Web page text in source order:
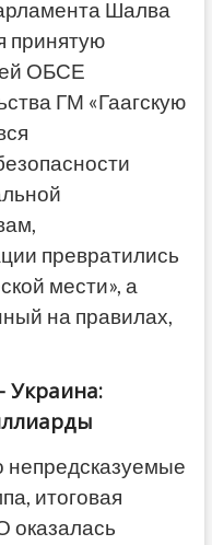
Шалва
принятую
ОБСЕ
ГМ «Гаагскую
превратились
мести», а
на правилах,
Украина:
непредсказуемые
итоговая
оказалась